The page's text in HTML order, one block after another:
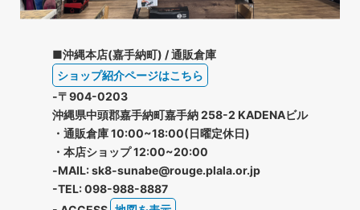
■沖縄本店(嘉手納町) / 通販倉庫
ショップ紹介ページはこちら
-〒904-0203
沖縄県中頭郡嘉手納町嘉手納 258-2 KADENAビル
・通販倉庫 10:00~18:00(日曜定休日)
・本店ショップ 12:00~20:00
-MAIL: sk8-sunabe@rouge.plala.or.jp
-TEL: 098-988-8887